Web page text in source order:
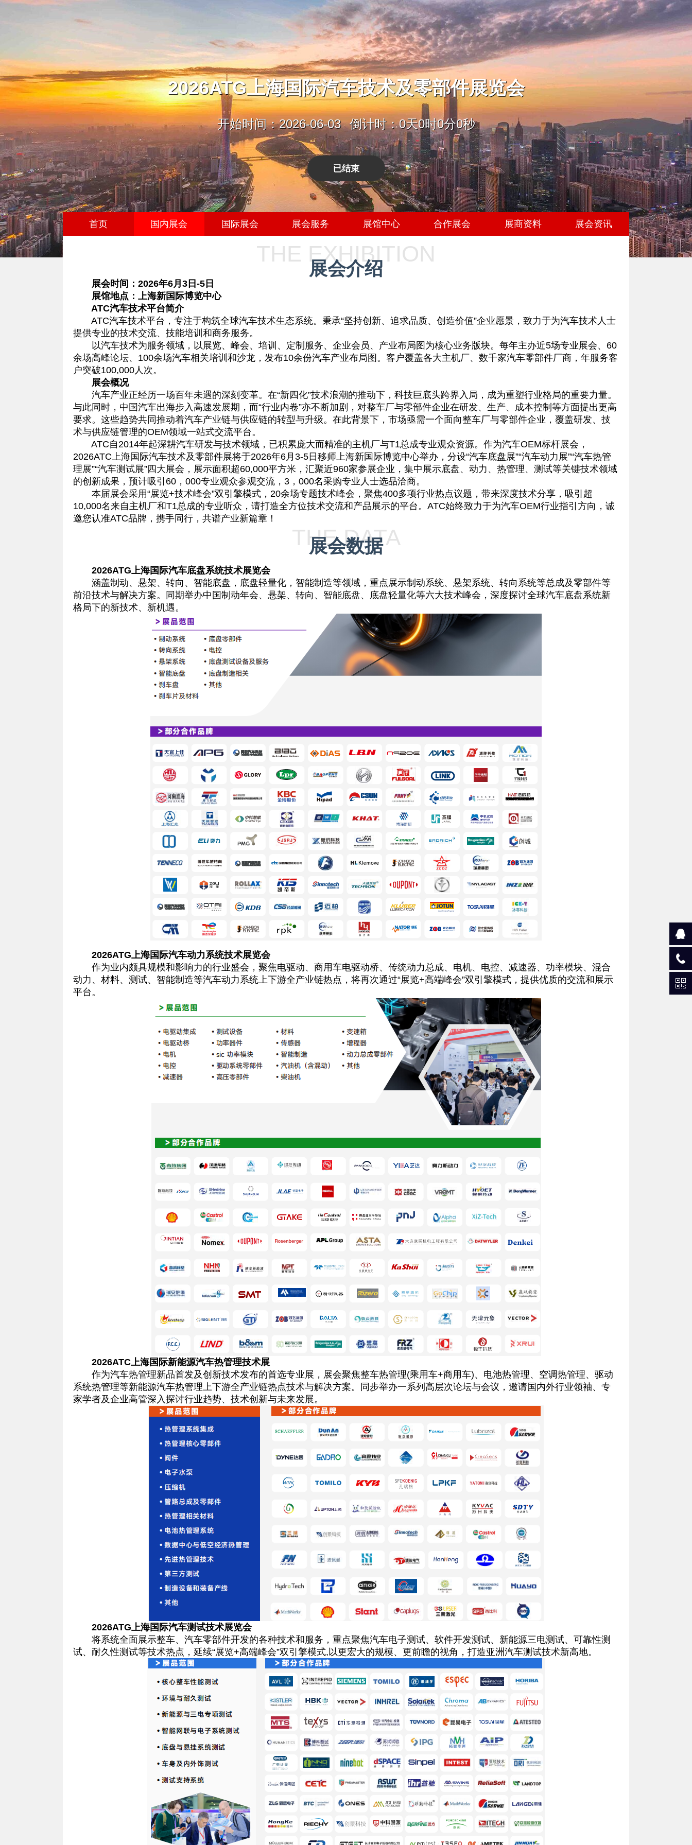
2026ATG上海国际汽车技术及零部件展览会
开始时间：2026-06-03 倒计时：0天0时0分0秒
已结束
首页 国内展会 国际展会 展会服务 展馆中心 合作展会 展商资料 展会资讯
THE EXHIBITION
展会介绍
展会时间：2026年6月3日-5日
展馆地点：上海新国际博览中心
ATC汽车技术平台简介
ATC汽车技术平台，专注于构筑全球汽车技术生态系统。秉承“坚持创新、追求品质、创造价值”企业愿景，致力于为汽车技术人士
提供专业的技术交流、技能培训和商务服务。
以汽车技术为服务领域，以展览、峰会、培训、定制服务、企业会员、产业布局图为核心业务版块。每年主办近5场专业展会、60
余场高峰论坛、100余场汽车相关培训和沙龙，发布10余份汽车产业布局图。客户覆盖各大主机厂、数千家汽车零部件厂商，年服务客
户突破100,000人次。
展会概况
汽车产业正经历一场百年未遇的深刻变革。在“新四化”技术浪潮的推动下，科技巨底头跨界入局，成为重塑行业格局的重要力量。
与此同时，中国汽车出海步入高速发展期，而“行业内卷”亦不断加剧，对整车厂与零部件企业在研发、生产、成本控制等方面提出更高
要求。这些趋势共同推动着汽车产业链与供应链的转型与升级。在此背景下，市场亟需一个面向整车厂与零部件企业，覆盖研发、技
术与供应链管理的OEM领域一站式交流平台。
ATC自2014年起深耕汽车研发与技术领域，已积累庞大而精准的主机厂与T1总成专业观众资源。作为汽车OEM标杆展会，
2026ATC上海国际汽车技术及零部件展将于2026年6月3-5日移师上海新国际博览中心举办，分设“汽车底盘展”“汽车动力展”“汽车热管
理展”“汽车测试展”四大展会，展示面积超60,000平方米，汇聚近960家参展企业，集中展示底盘、动力、热管理、测试等关键技术领域
的创新成果，预计吸引60，000专业观众参观交流，3，000名采购专业人士选品洽商。
本届展会采用“展览+技术峰会”双引擎模式，20余场专题技术峰会，聚焦400多项行业热点议题，带来深度技术分享，吸引超
10,000名来自主机厂和T1总成的专业听众，请打造全方位技术交流和产品展示的平台。ATC始终致力于为汽车OEM行业指引方向，诚
邀您认准ATC品牌，携手同行，共谱产业新篇章！
THE DATA
展会数据
2026ATG上海国际汽车底盘系统技术展览会
涵盖制动、悬架、转向、智能底盘，底盘轻量化，智能制造等领域，重点展示制动系统、悬架系统、转向系统等总成及零部件等
前沿技术与解决方案。同期举办中国制动年会、悬架、转向、智能底盘、底盘轻量化等六大技术峰会，深度探讨全球汽车底盘系统新
格局下的新技术、新机遇。
2026ATG上海国际汽车动力系统技术展览会
作为业内颇具规模和影响力的行业盛会，聚焦电驱动、商用车电驱动桥、传统动力总成、电机、电控、减速器、功率模块、混合
动力、材料、测试、智能制造等汽车动力系统上下游全产业链热点，将再次通过“展览+高端峰会”双引擎模式，提供优质的交流和展示
平台。
2026ATC上海国际新能源汽车热管理技术展
作为汽车热管理新品首发及创新技术发布的首选专业展，展会聚焦整车热管理(乘用车+商用车)、电池热管理、空调热管理、驱动
系统热管理等新能源汽车热管理上下游全产业链热点技术与解决方案。同步举办一系列高层次论坛与会议，邀请国内外行业领袖、专
家学者及企业高管深入探讨行业趋势、技术创新与未来发展。
2026ATG上海国际汽车测试技术展览会
将系统全面展示整车、汽车零部件开发的各种技术和服务，重点聚焦汽车电子测试、软件开发测试、新能源三电测试、可靠性测
试、耐久性测试等技术热点，延续“展览+高端峰会”双引擎模式,以更宏大的规模、更前瞻的视角，打造亚洲汽车测试技术新高地。